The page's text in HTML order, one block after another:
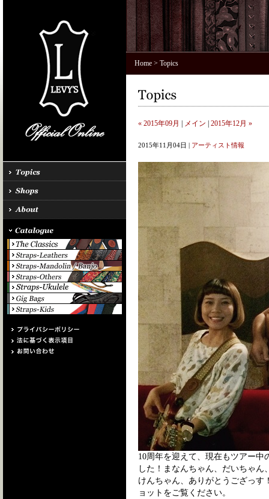
Home > Topics
« 2015年09月 メイン 2015年12月 »
2015年11月04日 | アーティスト情報
10周年を迎えて、現在もツアー
した！まなんちゃん、だいちゃん
けんちゃん、ありがとうござっす
ョットをご覧ください。